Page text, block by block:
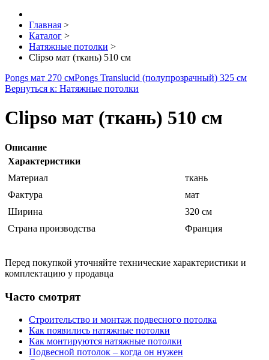
Главная >
Каталог >
Натяжные потолки >
Clipso мат (ткань) 510 см
Pongs мат 270 смPongs Translucid (полупрозрачный) 325 см
Вернуться к: Натяжные потолки
Clipso мат (ткань) 510 см
Описание
Характеристики
Материал
ткань
Фактура
мат
Ширина
320 см
Страна производства
Франция
Перед покупкой уточняйте технические характеристики и
комплектацию у продавца
Часто смотрят
Строительство и монтаж подвесного потолка
Как появились натяжные потолки
Как монтируются натяжные потолки
Подвесной потолок – когда он нужен